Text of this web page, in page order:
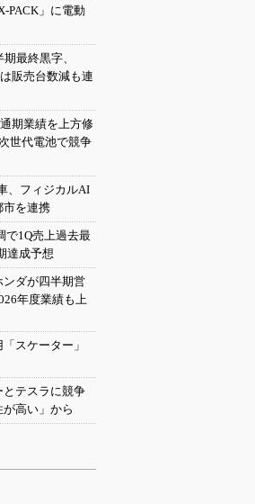
PACK」に電動
最終黒字、
販売台数減も連
期業績を上方修
世代電池で競争
、フィジカルAI
市を連携
で1Q売上過去最
達成予想
ンダが四半期営
年度業績も上
スケーター」
テスラに競争
高い」から